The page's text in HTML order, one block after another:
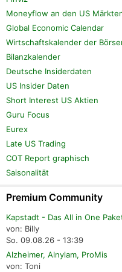
Moneyflow an den US
Global Economic Calendar
Wirtschaftskalender der
Bilanzkalender
Deutsche Insiderdaten
US Insider Daten
Short Interest US Aktien
Guru Focus
Eurex
Late US Trading
COT Report graphisch
Saisonalität
Premium Community
Kapstadt - Das All in One
von: Billy
So. 09.08.26 - 13:39
Alzheimer, Alnylam, ProMis
von: Toni